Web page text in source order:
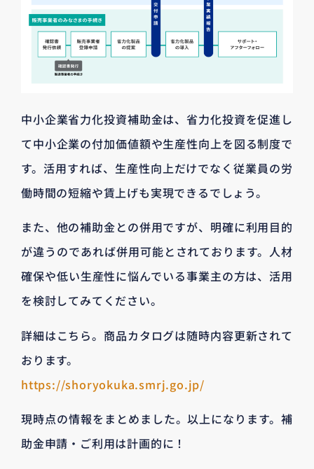
中小企業省力化投資補助金は、省力化投資を促進し
て中小企業の付加価値額や生産性向上を図る制度で
す。活用すれば、生産性向上だけでなく従業員の労
働時間の短縮や賃上げも実現できるでしょう。
また、他の補助金との併用ですが、明確に利用目的
が違うのであれば併用可能とされております。人材
確保や低い生産性に悩んでいる事業主の方は、活用
を検討してみてください。
詳細はこちら。商品カタログは随時内容更新されて
おります。
https://shoryokuka.smrj.go.jp/
現時点の情報をまとめました。以上になります。補
助金申請・ご利用は計画的に！